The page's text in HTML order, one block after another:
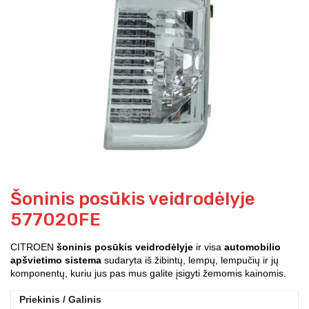
Šoninis posūkis veidrodėlyje
577020FE
CITROEN šoninis posūkis veidrodėlyje ir visa automobilio
apšvietimo sistema sudaryta iš žibintų, lempų, lempučių ir jų
komponentų, kuriu jus pas mus galite įsigyti žemomis kainomis.
Priekinis / Galinis